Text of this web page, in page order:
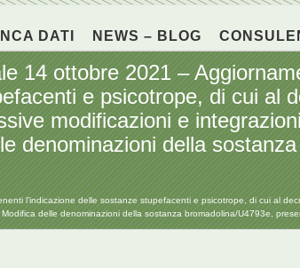
DATI NEWS – BLOG
14 ottobre 2021 –
e psicotrope, di cui al
modificazioni e
denominazioni della
l’indicazione delle sostanze stupefacenti e psicotrope, di cui al
delle denominazioni della sostanza bromadolina/U4793e,